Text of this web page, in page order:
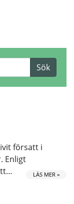
försatt i
Enligt
LÄS MER »